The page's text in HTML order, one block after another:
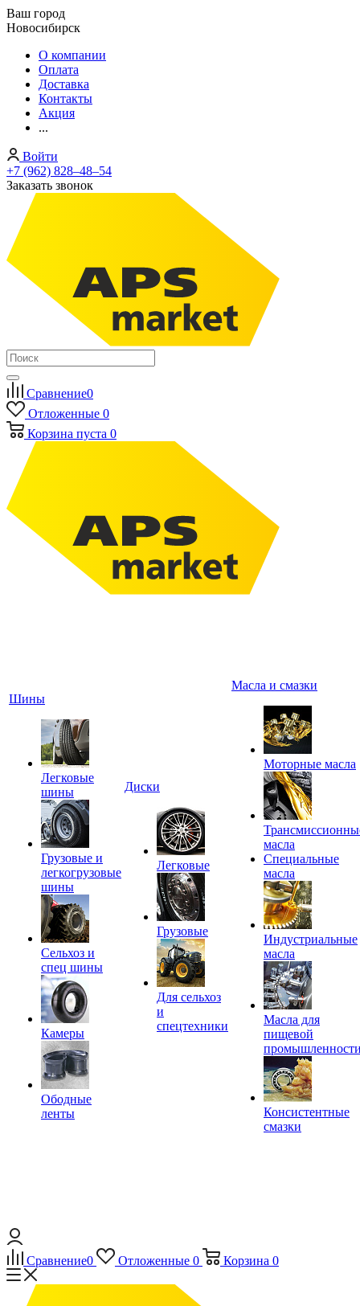
Ваш город
Новосибирск
О компании
Оплата
Доставка
Контакты
Акция
...
Войти
+7 (962) 828‒48‒54
Заказать звонок
Сравнение0
Отложенные 0
Корзина пуста 0
Шины
Легковые
шины
Грузовые и
легкогрузовые
шины
Сельхоз и
спец шины
Камеры
Ободные
ленты
Диски
Легковые
Грузовые
Для сельхоз
и
спецтехники
Масла и смазки
Моторные масла
масла
Специальные
масла
Индустриальные
масла
Масла для
пищевой
Консистентные
смазки
Сравнение0 Отложенные 0 Корзина 0